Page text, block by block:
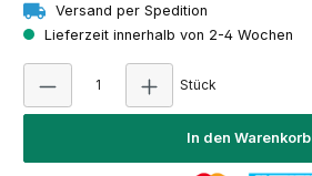
Versand per Spedition
Lieferzeit innerhalb von 2-4 Wochen
Stück
In den Warenkorb